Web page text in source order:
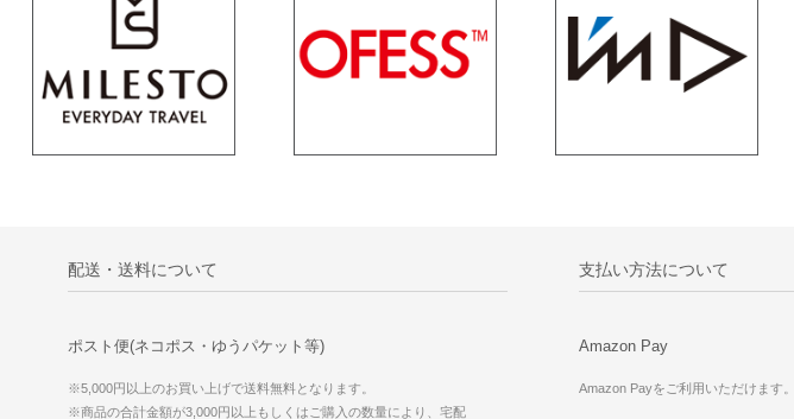
配送・送料について
ポスト便(ネコポス・ゆうパケット等)
※5,000円以上のお買い上げで送料無料となります。
※商品の合計金額が3,000円以上もしくはご購入の数量により、宅配
支払い方法について
Amazon Pay
Amazon Payをご利用いただけます。